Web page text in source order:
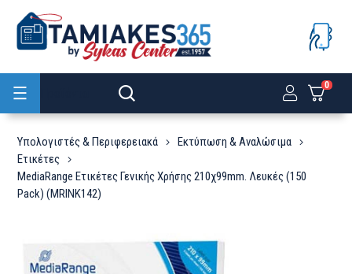
0
Υπολογιστές & Περιφερειακά
Εκτύπωση & Αναλώσιμα
Ετικέτες
MediaRange Ετικέτες Γενικής Χρήσης 210χ99mm. Λευκές (150
Pack) (MRINK142)